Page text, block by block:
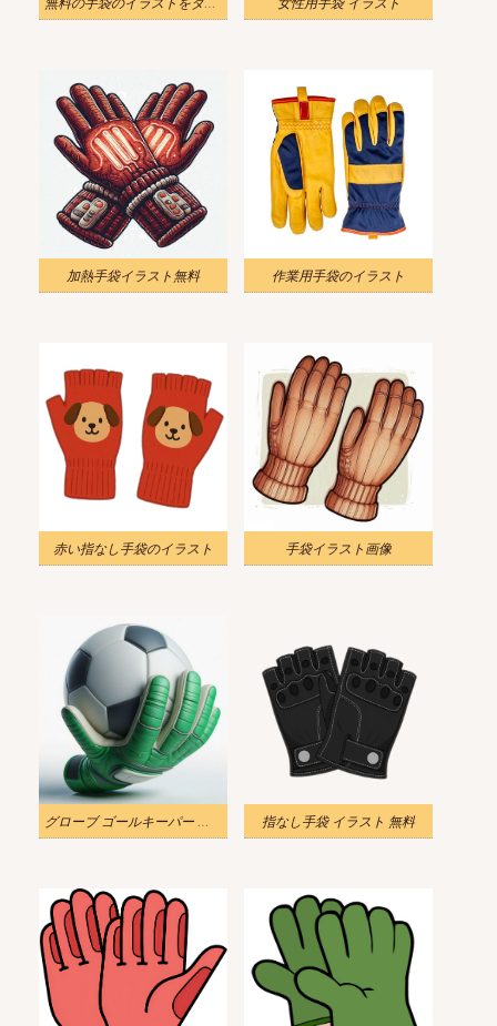
加熱手袋イラスト無料 作業用手袋のイラスト
赤い指なし手袋のイラスト 手袋イラスト画像
グローブ ゴールキーパー イラスト 2 指なし手袋 イラスト 無料